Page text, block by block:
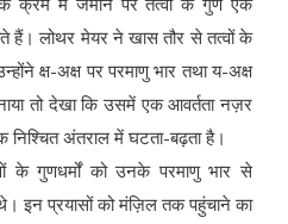
हैं। लोथर मेयर ने खास तौर से तत्वों के
क्ष-अक्ष पर परमाणु भार तथा य-अक्ष
तो देखा कि उसमें एक आवर्तता नज़र
अंतराल में घटता-बढ़ता है।
के गुणधर्मों को उनके परमाणु भार से
इन प्रयासों को मंज़िल तक पहुंचाने का